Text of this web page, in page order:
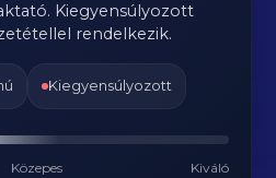
Kiegyensúlyozott
rendelkezik.
Kiegyensúlyozott
Közepes Kiváló